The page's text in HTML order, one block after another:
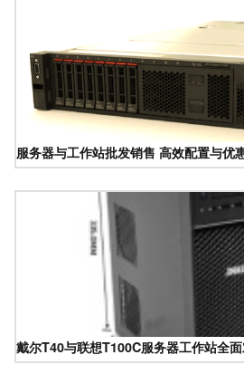
服务器与工作站批发销售 高效配置与优
戴尔T40与联想T100C服务器工作站全